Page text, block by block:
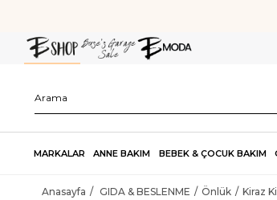
MARKALAR ANNE BAKIM BEBEK & ÇOCUK BAKIM
Anasayfa GIDA & BESLENME Önlük Kiraz